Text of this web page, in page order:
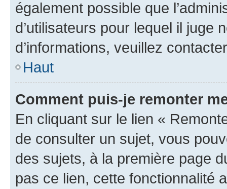
également possible que
d’utilisateurs pour lequel il juge
d’informations, veuillez
Haut
Comment puis-je remonter
En cliquant sur le lien «
de consulter un sujet, vous
des sujets, à la première page
pas ce lien, cette fonctionnalité